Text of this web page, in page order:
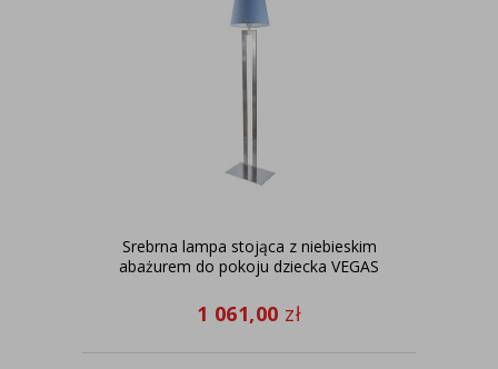
Srebrna lampa stojąca z niebieskim
abażurem do pokoju dziecka VEGAS
1 061,00 zł